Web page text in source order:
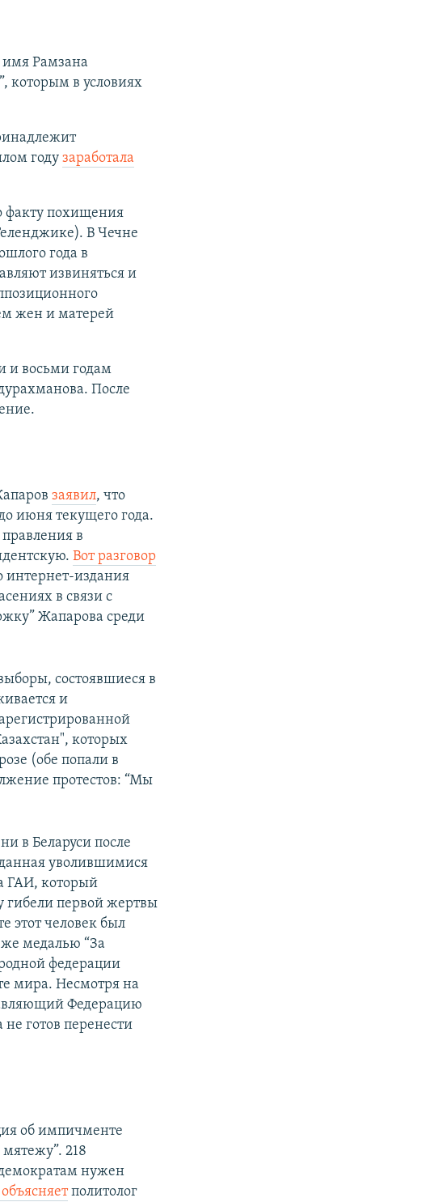
имя Рамзана
которым в условиях
году заработала
факту похищения
В Чечне
года в
извиняться и
жен и матерей
и восьми годам
После
заявил, что
июня текущего года.
в
Вот разговор
интернет-издания
в связи с
Жапарова среди
состоявшиеся в
и
которых
(обе попали в
протестов: “Мы
в Беларуси после
уволившимися
ГАИ, который
гибели первой жертвы
этот человек был
медалью “За
федерации
мира. Несмотря на
Федерацию
не готов перенести
об импичменте
218
нужен
объясняетполитолог